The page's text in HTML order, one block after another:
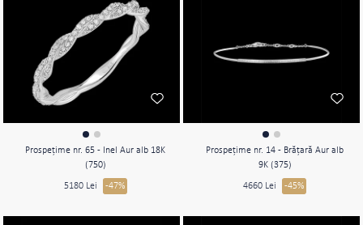
Prospeţime nr. 65 - Inel Aur alb 18K
(750)
5180 Lei -47%
Prospeţime nr. 14 - Brăţară Aur alb
9K (375)
4660 Lei -45%